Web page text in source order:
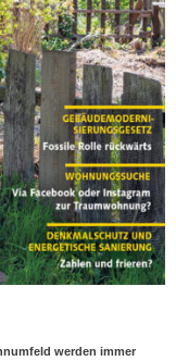
werden immer